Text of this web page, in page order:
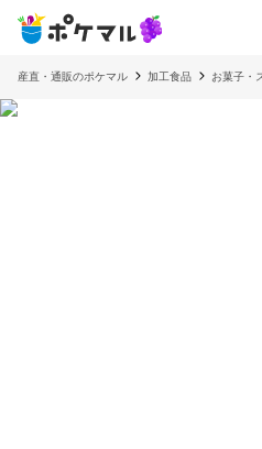
産直・通販のポケマル 加工食品 お菓子・